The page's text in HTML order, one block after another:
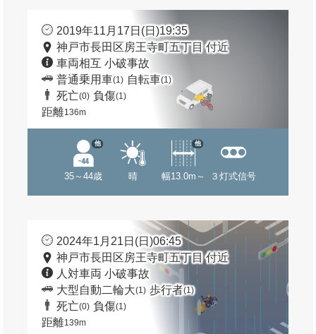
2019年11月17日(日)19:35
神戸市長田区房王寺町五丁目 付近
車両相互 小破事故
普通乗用車(1) 自転車(1)
死亡(0) 負傷(1)
距離136m
35～44歳
他
晴 幅13.0m～
他
３灯式信号
2024年1月21日(日)06:45
神戸市長田区房王寺町五丁目 付近
人対車両 小破事故
大型自動二輪大(1) 歩行者(1)
死亡(0) 負傷(1)
距離139m